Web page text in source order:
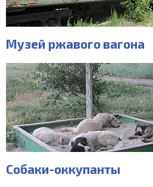
Музей ржавого вагона
Собаки-оккупанты